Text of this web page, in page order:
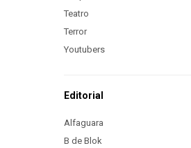
Teatro
Terror
Youtubers
Editorial
Alfaguara
B de Blok